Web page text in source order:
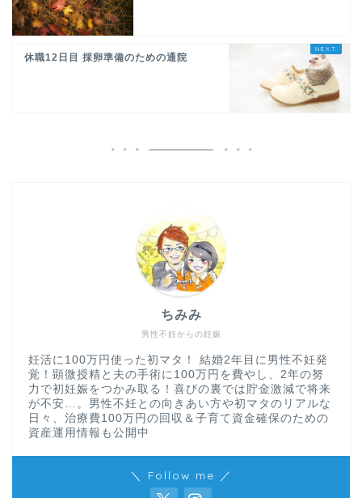
休職12日目 採卵準備のための通院
男性不妊からの妊娠
ちみみ
妊活に100万円使った初マタ！ 結婚2年目に男性不妊発
覚！顕微授精と夫の手術に100万円を費やし、2年の努
力で初妊娠をつかみ取る！喜びの裏では貯金激減で将来
が不安…。男性不妊との向きあい方や初マタのリアルな
日々、治療費100万円の回収＆子育て資金確保のための
資産運用情報も公開中
＼ Follow me ／